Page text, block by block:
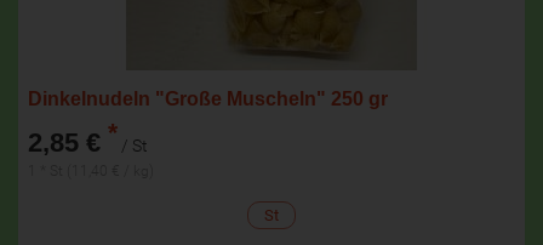
Dinkelnudeln "Große Muscheln" 250 gr
2,85 € * / St
St